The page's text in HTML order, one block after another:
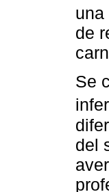
una
de
Se
del